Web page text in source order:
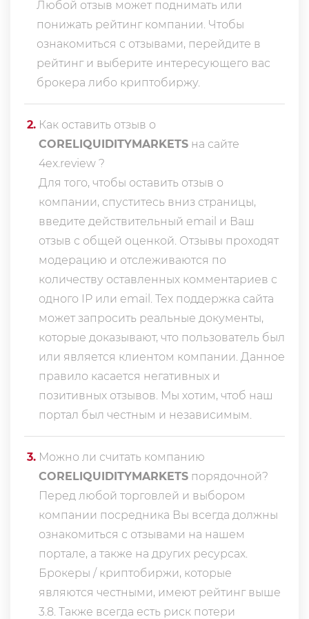
Любой отзыв может поднимать или
понижать рейтинг компании. Чтобы
ознакомиться с отзывами, перейдите в
рейтинг и выберите интересующего вас
брокера либо криптобиржу.
2. Как оставить отзыв о
CORELIQUIDITYMARKETS на сайте
4ex.review ?
Для того, чтобы оставить отзыв о
компании, спуститесь вниз страницы,
введите действительный email и Ваш
отзыв с общей оценкой. Отзывы проходят
модерацию и отслеживаются по
количеству оставленных комментариев с
одного IP или email. Тех поддержка сайта
может запросить реальные документы,
которые доказывают, что пользователь был
или является клиентом компании. Данное
правило касается негативных и
позитивных отзывов. Мы хотим, чтоб наш
портал был честным и независимым.
3. Можно ли считать компанию
CORELIQUIDITYMARKETS порядочной?
Перед любой торговлей и выбором
компании посредника Вы всегда должны
ознакомиться с отзывами на нашем
портале, а также на других ресурсах.
Брокеры / криптобиржи, которые
являются честными, имеют рейтинг выше
3.8. Также всегда еcть риск потери